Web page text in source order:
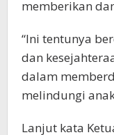
memberikan
“Ini tentunya
dan
dalam
melindungi
Lanjut kata